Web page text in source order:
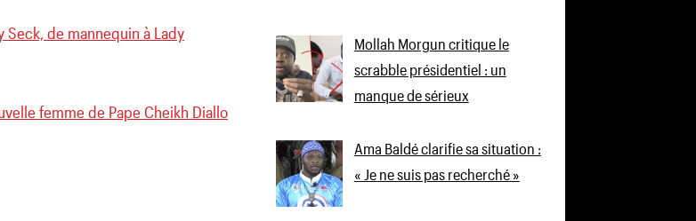
Seck, de mannequin à Lady
femme de Pape Cheikh Diallo
Mollah Morgun critique le
scrabble présidentiel : un
manque de sérieux
Ama Baldé clarifie sa situation :
« Je ne suis pas recherché »